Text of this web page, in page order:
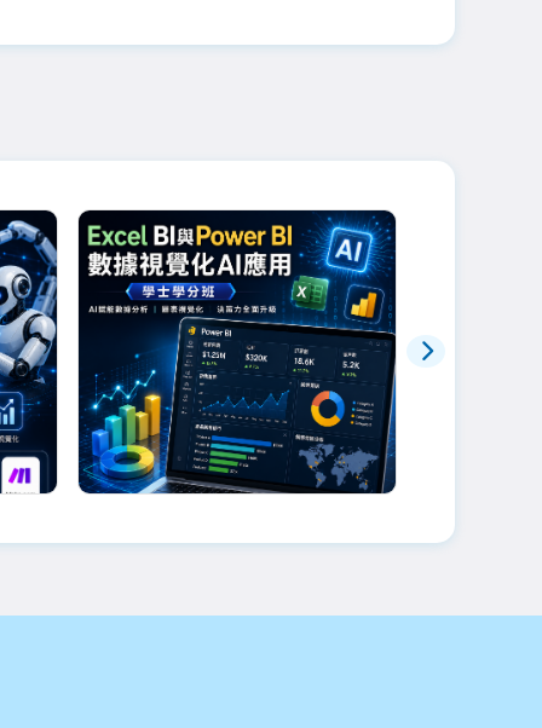
覺化AI應用學士學分班
已額滿